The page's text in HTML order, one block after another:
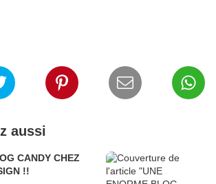
aussi
CANDY CHEZ
!!